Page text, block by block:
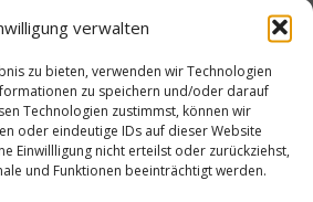
verwalten
zu bieten, verwenden wir Technologien
zu speichern und/oder darauf
Technologien zustimmst, können wir
oder eindeutige IDs auf dieser Website
Einwillligung nicht erteilst oder zurückziehst,
und Funktionen beeinträchtigt werden.
News
Stars und
Österreich zu